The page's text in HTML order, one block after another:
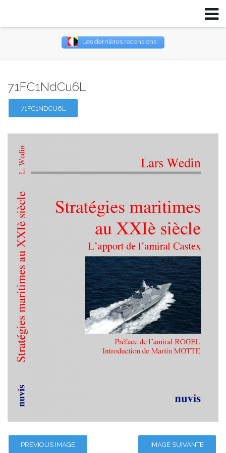
Les dernières recensions
71FC1NdCu6L
71FC1NDCU6L
PREVIOUS IMAGE IMAGE SUIVANTE
Password
Remember Me